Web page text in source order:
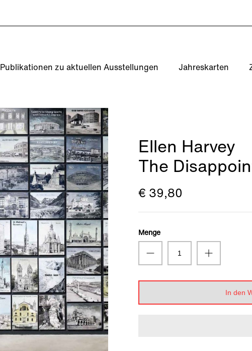
Publikationen zu aktuellen Ausstellungen Jahreskarten
Ellen Harvey
The
€ 39,80
Menge
In den